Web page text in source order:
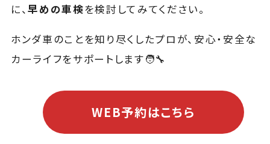
に、早めの車検を検討してみてください。
ホンダ車のことを知り尽くしたプロが、安心・安全な
カーライフをサポートします🧑‍🔧
WEB予約はこちら